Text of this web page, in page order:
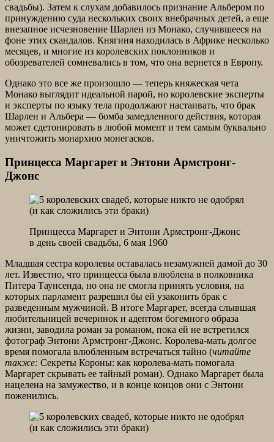
свадьбы). Затем к слухам добавилось признание Альбером по
принуждению суда нескольких своих внебрачных детей, а еще
внезапное исчезновение Шарлен из Монако, случившееся на
фоне этих скандалов. Княгиня находилась в Африке несколько
месяцев, и многие из королевских поклонников и
обозревателей сомневались в том, что она вернется в Европу.
Однако это все же произошло — теперь княжеская чета
Монако выглядит идеальной парой, но королевские эксперты
и эксперты по языку тела продолжают настаивать, что брак
Шарлен и Альбера — бомба замедленного действия, которая
может сдетонировать в любой момент и тем самым буквально
уничтожить монархию монегасков.
Принцесса Маргарет и Энтони Армстронг-
Джонс
Принцесса Маргарет и Энтони Армстронг-Джонс
в день своей свадьбы, 6 мая 1960
Младшая сестра королевы оставалась незамужней дамой до 30
лет. Известно, что принцесса была влюблена в полковника
Питера Таунсенда, но она не смогла принять условия, на
которых парламент разрешил бы ей узаконить брак с
разведенным мужчиной. В итоге Маргарет, всегда слывшая
любительницей вечеринок и адептом богемного образа
жизни, заводила роман за романом, пока ей не встретился
фотограф Энтони Армстронг-Джонс. Королева-мать долгое
время помогала влюбленным встречаться тайно (читайте
также: Секреты Короны: как королева-мать помогала
Маргарет скрывать ее тайный роман). Однако Маргарет была
нацелена на замужество, и в конце концов они с Энтони
поженились.